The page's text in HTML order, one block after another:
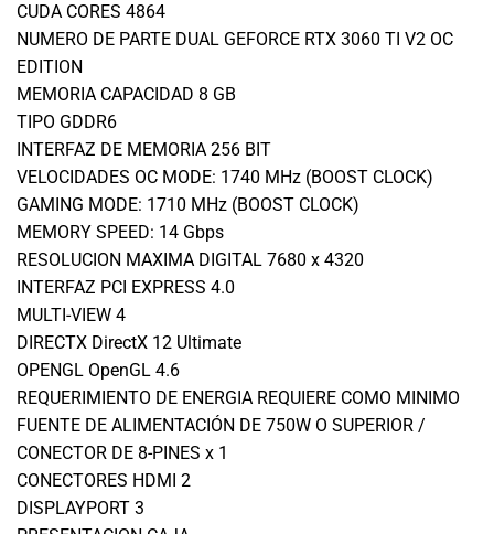
CUDA CORES 4864
NUMERO DE PARTE DUAL GEFORCE RTX 3060 TI V2 OC
EDITION
MEMORIA CAPACIDAD 8 GB
TIPO GDDR6
INTERFAZ DE MEMORIA 256 BIT
VELOCIDADES OC MODE: 1740 MHz (BOOST CLOCK)
GAMING MODE: 1710 MHz (BOOST CLOCK)
MEMORY SPEED: 14 Gbps
RESOLUCION MAXIMA DIGITAL 7680 x 4320
INTERFAZ PCI EXPRESS 4.0
MULTI-VIEW 4
DIRECTX DirectX 12 Ultimate
OPENGL OpenGL 4.6
REQUERIMIENTO DE ENERGIA REQUIERE COMO MINIMO
FUENTE DE ALIMENTACIÓN DE 750W O SUPERIOR /
CONECTOR DE 8-PINES x 1
CONECTORES HDMI 2
DISPLAYPORT 3